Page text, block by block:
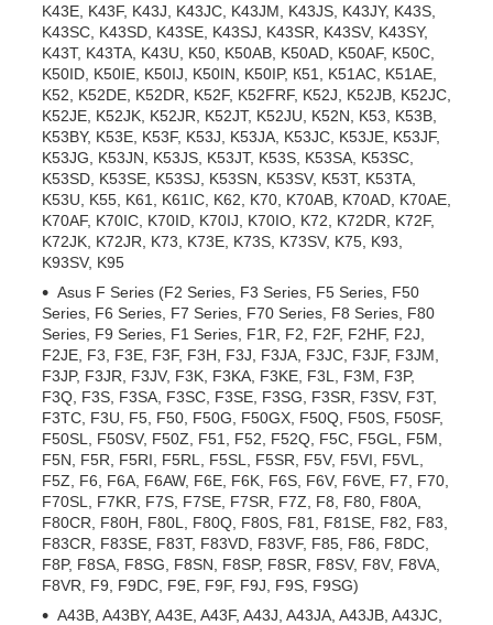
K43E, K43F, K43J, K43JC, K43JM, K43JS, K43JY, K43S,
K43SC, K43SD, K43SE, K43SJ, K43SR, K43SV, K43SY,
K43T, K43TA, K43U, K50, K50AB, K50AD, K50AF, K50C,
K50ID, K50IE, K50IJ, K50IN, K50IP, К51, K51AC, K51AE,
K52, K52DE, K52DR, K52F, K52FRF, K52J, K52JB, K52JC,
K52JE, K52JK, K52JR, K52JT, K52JU, K52N, K53, K53B,
K53BY, K53E, K53F, K53J, K53JA, K53JC, K53JE, K53JF,
K53JG, K53JN, K53JS, K53JT, K53S, K53SA, K53SC,
K53SD, K53SE, K53SJ, K53SN, K53SV, K53T, K53TA,
K53U, K55, K61, K61IC, K62, K70, K70AB, K70AD, K70AE,
K70AF, K70IC, K70ID, K70IJ, K70IO, K72, K72DR, K72F,
K72JK, K72JR, K73, K73E, K73S, K73SV, K75, K93,
K93SV, K95
Asus F Series (F2 Series, F3 Series, F5 Series, F50
Series, F6 Series, F7 Series, F70 Series, F8 Series, F80
Series, F9 Series, F1 Series, F1R, F2, F2F, F2HF, F2J,
F2JE, F3, F3E, F3F, F3H, F3J, F3JA, F3JC, F3JF, F3JM,
F3JP, F3JR, F3JV, F3K, F3KA, F3KE, F3L, F3M, F3P,
F3Q, F3S, F3SA, F3SC, F3SE, F3SG, F3SR, F3SV, F3T,
F3TC, F3U, F5, F50, F50G, F50GX, F50Q, F50S, F50SF,
F50SL, F50SV, F50Z, F51, F52, F52Q, F5C, F5GL, F5M,
F5N, F5R, F5RI, F5RL, F5SL, F5SR, F5V, F5VI, F5VL,
F5Z, F6, F6A, F6AW, F6E, F6K, F6S, F6V, F6VE, F7, F70,
F70SL, F7KR, F7S, F7SE, F7SR, F7Z, F8, F80, F80A,
F80CR, F80H, F80L, F80Q, F80S, F81, F81SE, F82, F83,
F83CR, F83SE, F83T, F83VD, F83VF, F85, F86, F8DC,
F8P, F8SA, F8SG, F8SN, F8SP, F8SR, F8SV, F8V, F8VA,
F8VR, F9, F9DC, F9E, F9F, F9J, F9S, F9SG)
A43B, A43BY, A43E, A43F, A43J, A43JA, A43JB, A43JC,